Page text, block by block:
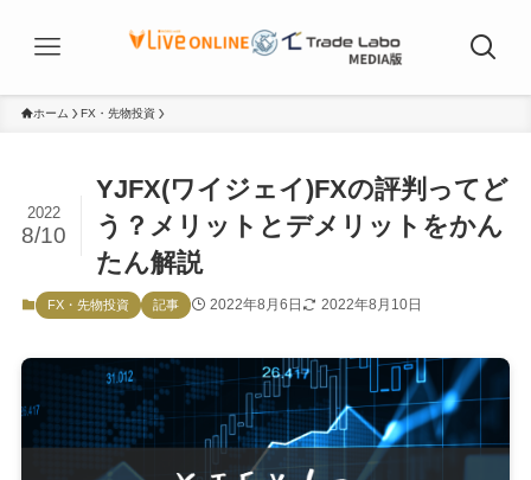
ホーム FX・先物投資
YJFX(ワイジェイ)FXの評判ってど
う？メリットとデメリットをかん
たん解説
2022
8/10
FX・先物投資 記事 2022年8月6日 2022年8月10日